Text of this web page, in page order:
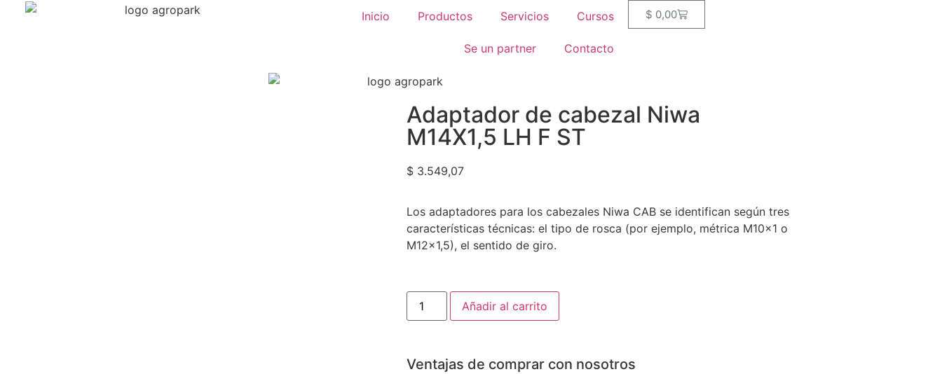
Inicio Productos Servicios Cursos
Se un partner Contacto
$ 0,00
Adaptador de cabezal Niwa
M14X1,5 LH F ST
$ 3.549,07
Los adaptadores para los cabezales Niwa CAB se identifican según tres
características técnicas: el tipo de rosca (por ejemplo, métrica M10x1 o
M12x1,5), el sentido de giro.
Añadir al carrito
Ventajas de comprar con nosotros